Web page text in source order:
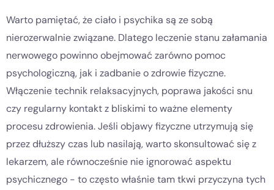
Warto pamiętać, że ciało i psychika są ze sobą
nierozerwalnie związane. Dlatego leczenie stanu załamania
nerwowego powinno obejmować zarówno pomoc
psychologiczną, jak i zadbanie o zdrowie fizyczne.
Włączenie technik relaksacyjnych, poprawa jakości snu
czy regularny kontakt z bliskimi to ważne elementy
procesu zdrowienia. Jeśli objawy fizyczne utrzymują się
przez dłuższy czas lub nasilają, warto skonsultować się z
lekarzem, ale równocześnie nie ignorować aspektu
psychicznego - to często właśnie tam tkwi przyczyna tych